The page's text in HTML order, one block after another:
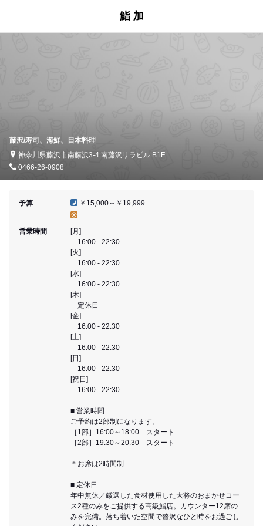
鮨 加
藤沢/寿司、海鮮、日本料理
神奈川県藤沢市南藤沢3-4 南藤沢リラビル B1F
0466-26-0908
予算 ￥15,000～￥19,999
営業時間
[月]
16:00 - 22:30
[火]
16:00 - 22:30
[水]
16:00 - 22:30
[木]
定休日
[金]
16:00 - 22:30
[土]
16:00 - 22:30
[日]
16:00 - 22:30
[祝日]
16:00 - 22:30
■ 営業時間
ご予約は2部制になります。
［1部］16:00～18:00 スタート
［2部］19:30～20:30 スタート
＊お席は2時間制
■ 定休日
年中無休／厳選した食材使用した大将のおまかせコー
ス2種のみをご提供する高級鮨店。カウンター12席の
みを完備。落ち着いた空間で贅沢なひと時をお過ごし